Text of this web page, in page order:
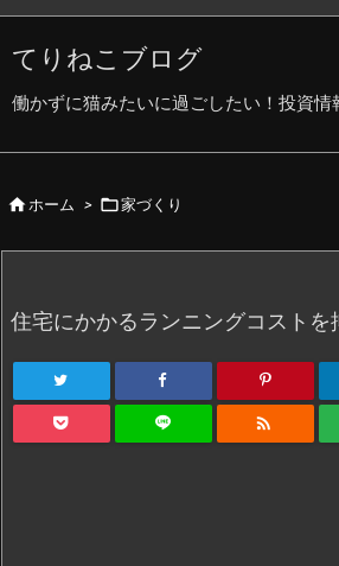
てりねこブログ
働かずに猫みたいに過ごしたい！投資情
ホーム > 家づくり
住宅にかかるランニングコストを
